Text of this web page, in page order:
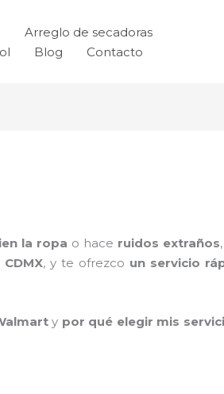
Arreglo de secadoras
Blog Contacto
la ropa o hace ruidos extraños
, y te ofrezco un servicio
y por qué elegir mis